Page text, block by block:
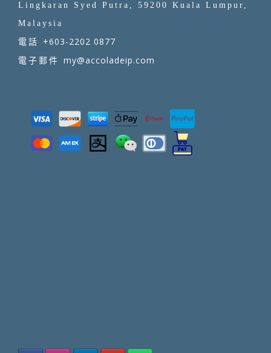
Lingkaran Syed Putra, 59200 Kuala Lumpur,
Malaysia
電話 +603-2202 0877
電子郵件 my@accoladeip.com